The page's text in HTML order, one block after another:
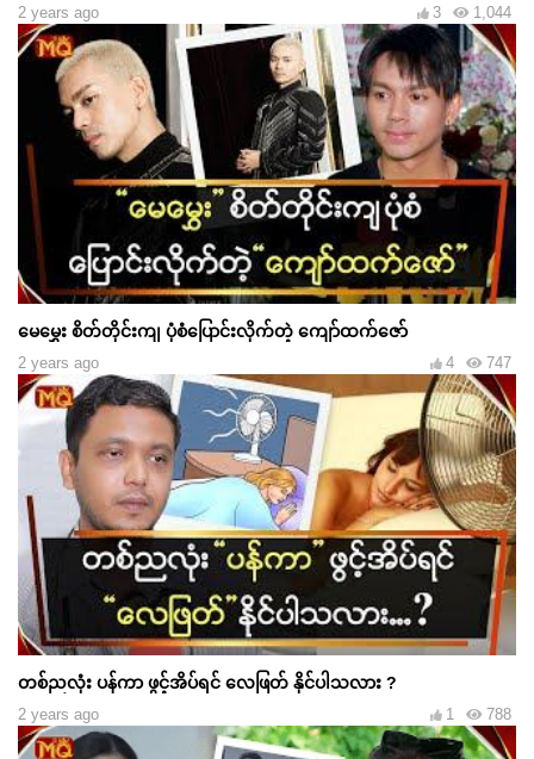
2 years ago 1,044
3
မေမွှေး စိတ်တိုင်းကျ ပုံစံပြောင်းလိုက်တဲ့ ကျော်ထက်ဇော်
2 years ago 747
4
တစ်ညလုံး ပန်ကာ ဖွင့်အိပ်ရင် လေဖြတ် နိုင်ပါသလား ?
2 years ago 788
1